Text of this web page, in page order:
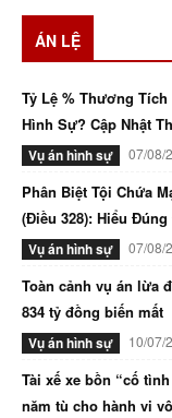
ÁN LỆ
Tỷ Lệ % Thương
Hình Sự? Cập Nhật
Vụ án hình sự 07/08/
Phân Biệt Tội Chứa
(Điều 328): Hiểu
Vụ án hình sự 07/08/
Toàn cảnh vụ án lừa
834 tỷ đồng biến mất
Vụ án hình sự 10/07/
Tài xế xe bồn “cố
năm tù cho hành vi